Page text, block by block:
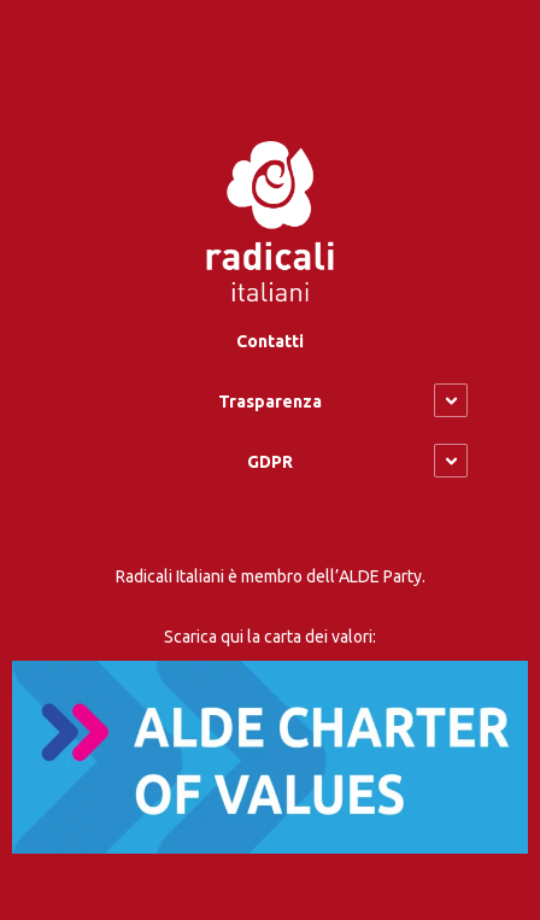
Contatti
Trasparenza
GDPR
Radicali Italiani è membro dell’ALDE Party.
Scarica qui la carta dei valori: